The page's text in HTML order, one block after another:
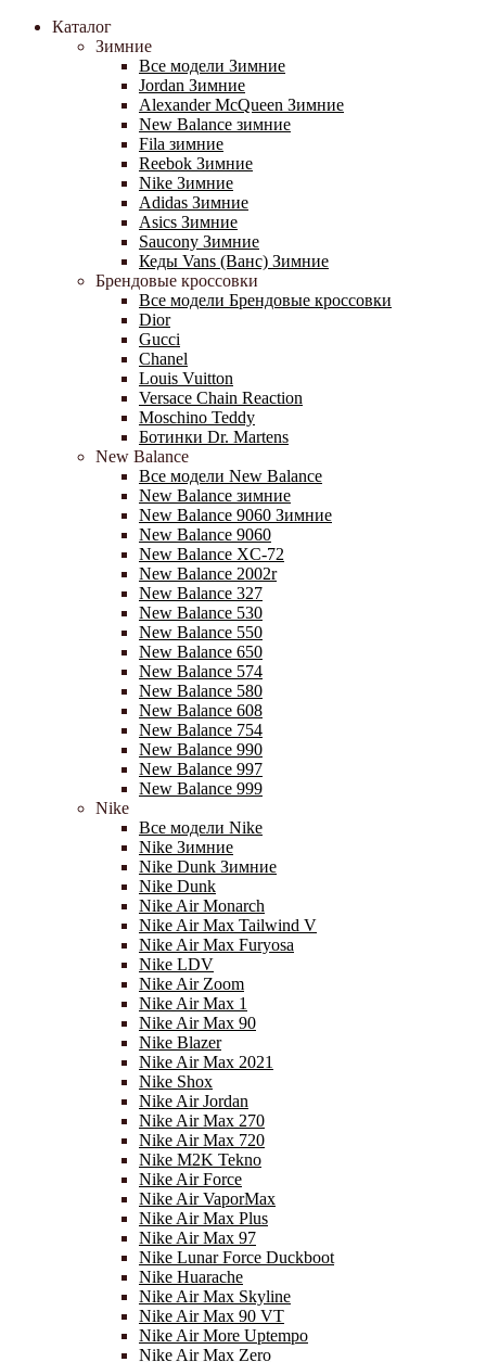
Каталог
Зимние
Все модели Зимние
Jordan Зимние
Alexander McQueen Зимние
New Balance зимние
Fila зимние
Reebok Зимние
Nike Зимние
Adidas Зимние
Asics Зимние
Saucony Зимние
Кеды Vans (Ванс) Зимние
Брендовые кроссовки
Все модели Брендовые кроссовки
Dior
Gucci
Chanel
Louis Vuitton
Versace Chain Reaction
Moschino Teddy
Ботинки Dr. Martens
New Balance
Все модели New Balance
New Balance зимние
New Balance 9060 Зимние
New Balance 9060
New Balance XC-72
New Balance 2002r
New Balance 327
New Balance 530
New Balance 550
New Balance 650
New Balance 574
New Balance 580
New Balance 608
New Balance 754
New Balance 990
New Balance 997
New Balance 999
Nike
Все модели Nike
Nike Зимние
Nike Dunk Зимние
Nike Dunk
Nike Air Monarch
Nike Air Max Tailwind V
Nike Air Max Furyosa
Nike LDV
Nike Air Zoom
Nike Air Max 1
Nike Air Max 90
Nike Blazer
Nike Air Max 2021
Nike Shox
Nike Air Jordan
Nike Air Max 270
Nike Air Max 720
Nike M2K Tekno
Nike Air Force
Nike Air VaporMax
Nike Air Max Plus
Nike Air Max 97
Nike Lunar Force Duckboot
Nike Huarache
Nike Air Max Skyline
Nike Air Max 90 VT
Nike Air More Uptempo
Nike Air Max Zero